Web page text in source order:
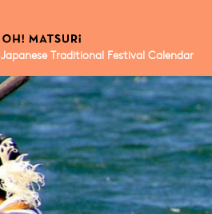
Japanese Traditional Festival Calendar